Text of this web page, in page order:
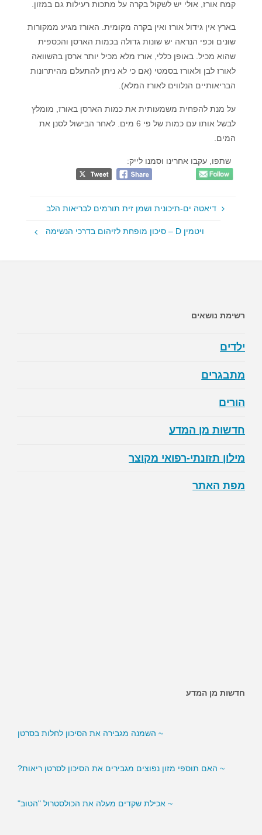
קמח אורז, אולי יש לשקול בקרה על מתכות רעילות גם במזון.
בארץ אין גידול אורז ואין בקרה מקומית. האורז מגיע ממקורות
שונים וכפי הנראה יש שונות גדולה בכמות הארסן והכספית
שהוא מכיל. באופן כללי, אורז מלא מכיל יותר ארסן בהשוואה
לאורז לבן ולאורז בסמטי (אם כי לא ניתן להתעלם מהיתרונות
הבריאותיים הנלווים לאורז המלא).
על מנת להפחית משמעותית את כמות הארסן באורז, מומלץ
לבשל אותו עם כמות של פי 6 מים. לאחר הבישול לסנן את
המים.
שתפו, עקבו אחרינו וסמנו לייק:
דיאטה ים-תיכונית ושמן זית תורמים לבריאות הלב
ויטמין D – סיכון מופחת לזיהום בדרכי הנשימה
רשימת נושאים
ילדים
מתבגרים
הורים
חדשות מן המדע
מילון תזונתי-רפואי מקוצר
מפת האתר
חדשות מן המדע
~ האם ממתיקים מלאכותיים מגבירים את הסיכון לסוכרת?